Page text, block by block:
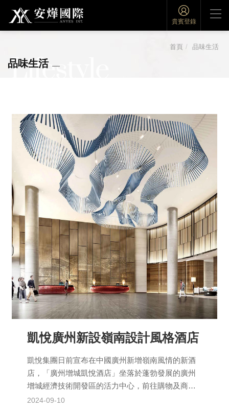
貴賓登錄
Lifestyle
品味生活
首頁 品味生活
凱悅廣州新設嶺南設計風格酒店
凱悅集團日前宣布在中國廣州新增嶺南風情的新酒
店，「廣州增城凱悅酒店」坐落於蓬勃發展的廣州
增城經濟技術開發區的活力中心，前往購物及商業
中心十分方便，僅需10分鐘車程即可抵達廣州東部
2024-09-10